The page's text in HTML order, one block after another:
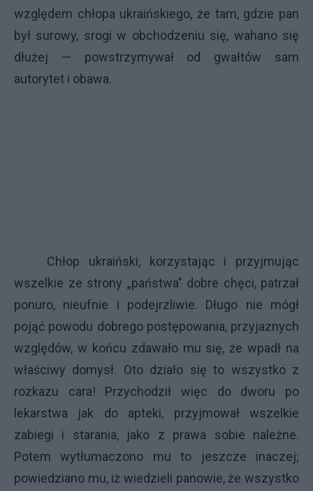
względem chłopa ukraińskiego, że tam, gdzie pan
był surowy, srogi w obchodzeniu się, wahano się
dłużej — powstrzymywał od gwałtów sam
autorytet i obawa.
Chłop ukraiński, korzystając i przyjmując
wszelkie ze strony „państwa" dobre chęci, patrzał
ponuro, nieufnie i podejrzliwie. Długo nie mógł
pojąć powodu dobrego postępowania, przyjaznych
względów, w końcu zdawało mu się, że wpadł na
właściwy domysł. Oto działo się to wszystko z
rozkazu cara! Przychodził więc do dworu po
lekarstwa jak do apteki, przyjmował wszelkie
zabiegi i starania, jako z prawa sobie należne.
Potem wytłumaczono mu to jeszcze inaczej;
powiedziano mu, iż wiedzieli panowie, że wszystko